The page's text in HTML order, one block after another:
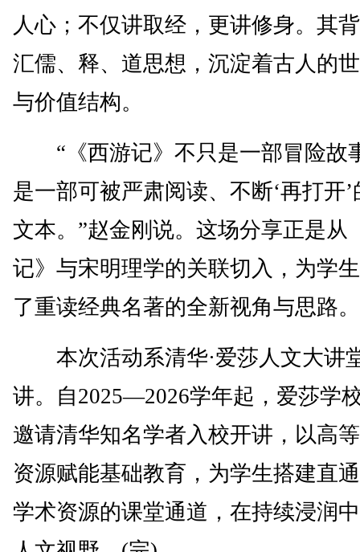
人心；不仅讲取经，更讲修身。其
汇儒、释、道思想，沉淀着古人的
与价值结构。
“《西游记》不只是一部冒险故
是一部可被严肃阅读、不断‘再打开
文本。”赵金刚说。这场分享正是从
记》与宋明理学的关联切入，为学
了重读经典名著的全新视角与思路。
本次活动系清华·爱莎人文大讲
讲。自2025—2026学年起，爱莎学
邀请清华知名学者入校开讲，以高
资源赋能基础教育，为学生搭建直
学术资源的课堂通道，在持续浸润